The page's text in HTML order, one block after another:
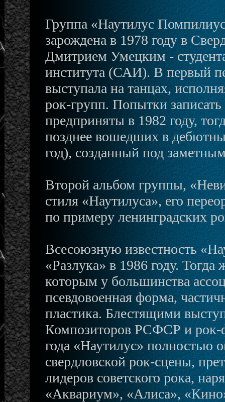
Группа «Наутилус
зарождена в 1978 году в
Дмитрием Умецким -
института (САИ). В первый
выступала на танцах,
рок-групп. Попытки
предприняты в 1982 году,
позднее вошедших в
год), созданный под
Второй альбом группы,
стиля «Наутилуса», его
по примеру ленинградских
Всесоюзную известность
«Разлука» в 1986 году.
которым у большинства
псевдовоенная форма,
пластика. Блестящими
Композиторов РСФСР и рок-
года «Наутилус» полностью
свердловской рок-сцены,
лидеров советского рока,
«Аквариум», «Алиса»,